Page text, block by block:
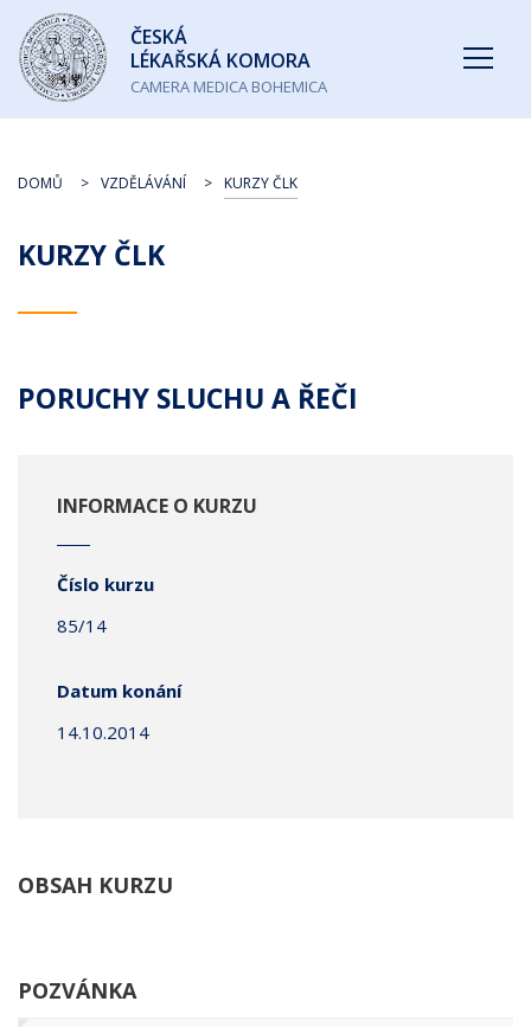
Česká
lékařská
komora
ČESKÁ
LÉKAŘSKÁ KOMORA
CAMERA MEDICA BOHEMICA
KURZY ČLK
DOMŮ VZDĚLÁVÁNÍ KURZY ČLK
PORUCHY SLUCHU A ŘEČI
INFORMACE O KURZU
Číslo kurzu
85/14
Datum konání
14.10.2014
OBSAH KURZU
POZVÁNKA